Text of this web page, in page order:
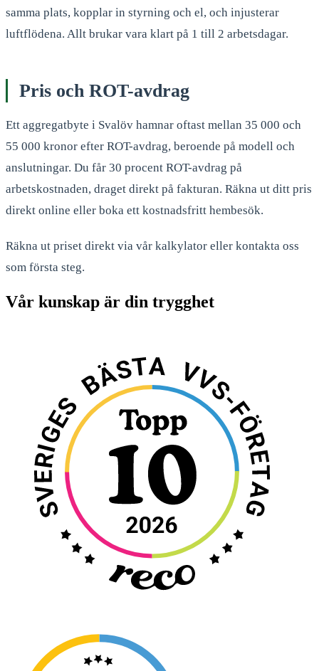
samma plats, kopplar in styrning och el, och injusterar
luftflödena. Allt brukar vara klart på 1 till 2 arbetsdagar.
Pris och ROT-avdrag
Ett aggregatbyte i Svalöv hamnar oftast mellan 35 000 och
55 000 kronor efter ROT-avdrag, beroende på modell och
anslutningar. Du får 30 procent ROT-avdrag på
arbetskostnaden, draget direkt på fakturan. Räkna ut ditt pris
direkt online eller boka ett kostnadsfritt hembesök.
Räkna ut priset direkt via vår kalkylator eller kontakta oss
som första steg.
Vår kunskap är din trygghet